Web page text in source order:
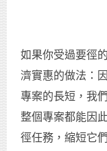
如果你受過要徑
濟實惠的做法：
專案的長短，我
整個專案都能因
徑任務，縮短它